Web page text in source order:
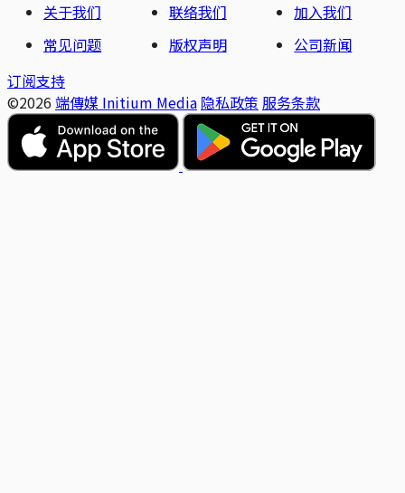
关于我们
联络我们
加入我们
常见问题
版权声明
公司新闻
订阅支持
©2026 端傳媒 Initium Media 隐私政策 服务条款